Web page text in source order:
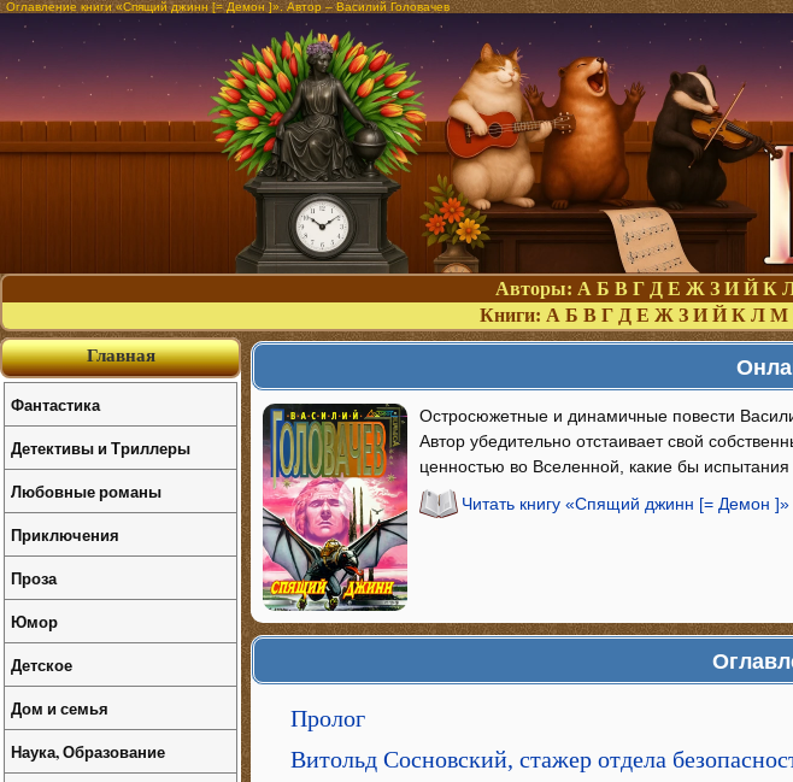
Оглавление книги «Спящий джинн [= Демон ]». Автор – Василий Головачев
Авторы: А Б В Г Д Е Ж З И Й К
Книги: А Б В Г Д Е Ж З И Й К Л М
Остросюжетные и динамичные повести
Автор убедительно отстаивает свой
ценностью во Вселенной, какие бы
Читать книгу «Спящий джинн [= Демон ]»
Пролог
Витольд Сосновский, стажер отдела
Главная
Фантастика
Детективы и Триллеры
Любовные романы
Приключения
Проза
Юмор
Детское
Дом и семья
Наука, Образование